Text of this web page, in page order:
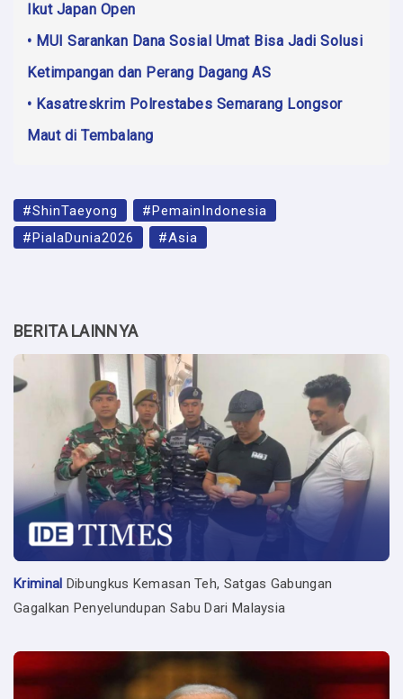
Ikut Japan Open
• MUI Sarankan Dana Sosial Umat Bisa Jadi Solusi
Ketimpangan dan Perang Dagang AS
• Kasatreskrim Polrestabes Semarang Longsor
Maut di Tembalang
#ShinTaeyong
#PemainIndonesia
#PialaDunia2026
#Asia
BERITA LAINNYA
Kriminal Dibungkus Kemasan Teh, Satgas Gabungan
Gagalkan Penyelundupan Sabu Dari Malaysia